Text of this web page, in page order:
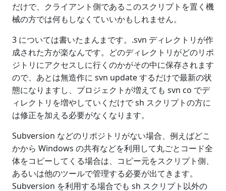
だけで、クライアント側であるこのスクリプトを置く機
械の方では何もしなくていいかもしれません。
3 については書いたまんまです。.svn ディレクトリが作
成された方が楽なんです。どのディレクトリがどのリポ
ジトリにアクセスしに行くのかがその中に保存されます
ので、あとは無造作に svn update するだけで最新の状
態になりますし、プロジェクトが増えても svn co でデ
ィレクトリを増やしていくだけで sh スクリプトの方に
は修正を加える必要がなくなります。
Subversion などのリポジトリがない場合、例えばどこ
かから Windows の共有などを利用して丸ごとコード全
体をコピーしてくる場合は、コピー元をスクリプト側、
あるいは他のツールで管理する必要が出てきます。
Subversion を利用する場合でも sh スクリプト以外の